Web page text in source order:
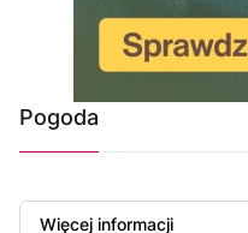
Pogoda
Więcej informacji